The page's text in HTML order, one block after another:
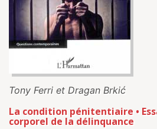
Tony Ferri et Dragan Brkić
La condition pénitentiaire •
corporel de la délinquance